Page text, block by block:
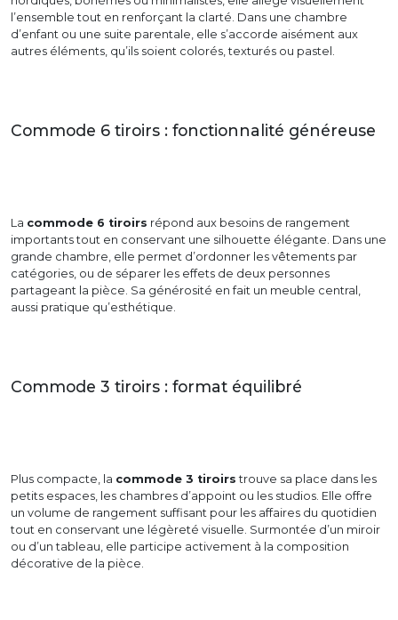
l’ensemble tout en renforçant la clarté. Dans une chambre
d’enfant ou une suite parentale, elle s’accorde aisément aux
autres éléments, qu’ils soient colorés, texturés ou pastel.
Commode 6 tiroirs : fonctionnalité généreuse
La commode 6 tiroirs répond aux besoins de rangement
importants tout en conservant une silhouette élégante. Dans une
grande chambre, elle permet d’ordonner les vêtements par
catégories, ou de séparer les effets de deux personnes
partageant la pièce. Sa générosité en fait un meuble central,
aussi pratique qu’esthétique.
Commode 3 tiroirs : format équilibré
Plus compacte, la commode 3 tiroirs trouve sa place dans les
petits espaces, les chambres d’appoint ou les studios. Elle offre
un volume de rangement suffisant pour les affaires du quotidien
tout en conservant une légèreté visuelle. Surmontée d’un miroir
ou d’un tableau, elle participe activement à la composition
décorative de la pièce.